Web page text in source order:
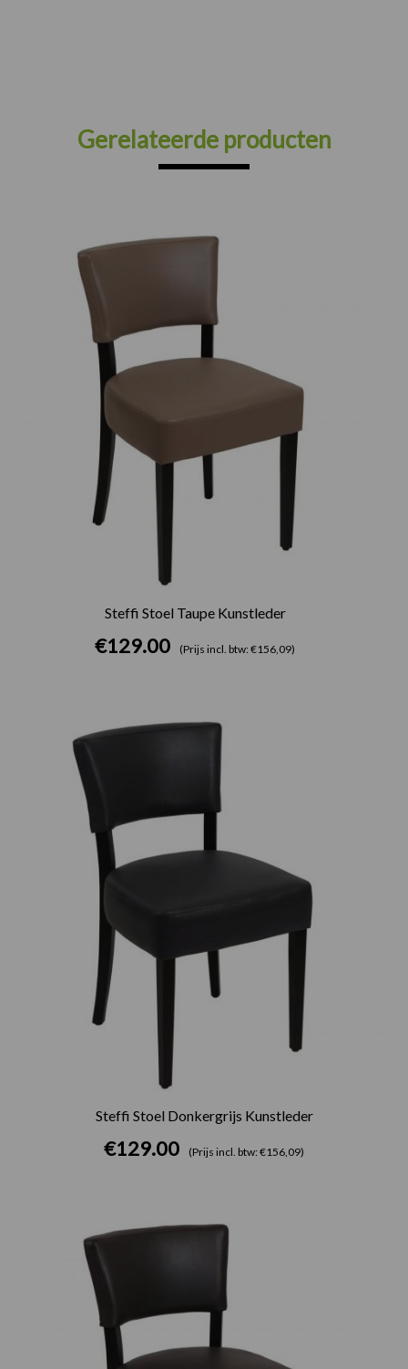
Gerelateerde producten
Steffi Stoel Taupe Kunstleder
€129.00 (Prijs incl. btw: €156,09)
Steffi Stoel Donkergrijs Kunstleder
€129.00 (Prijs incl. btw: €156,09)